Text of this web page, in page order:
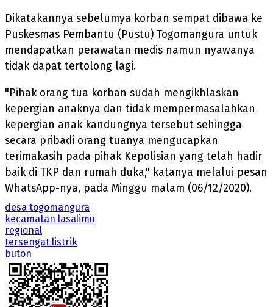
Dikatakannya sebelumya korban sempat dibawa ke
Puskesmas Pembantu (Pustu) Togomangura untuk
mendapatkan perawatan medis namun nyawanya
tidak dapat tertolong lagi.
"Pihak orang tua korban sudah mengikhlaskan
kepergian anaknya dan tidak mempermasalahkan
kepergian anak kandungnya tersebut sehingga
secara pribadi orang tuanya mengucapkan
terimakasih pada pihak Kepolisian yang telah hadir
baik di TKP dan rumah duka," katanya melalui pesan
WhatsApp-nya, pada Minggu malam (06/12/2020).
desa togomangura
kecamatan lasalimu
regional
tersengat listrik
buton